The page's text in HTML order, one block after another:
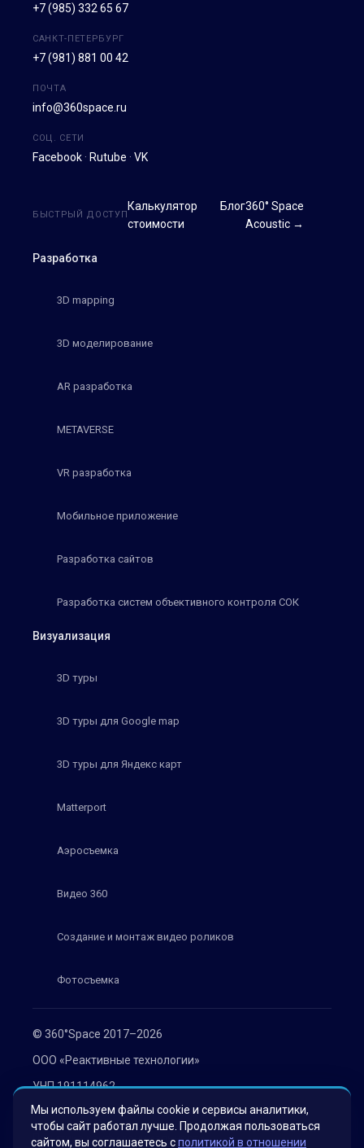
© 360°Space 2017–2026
ООО «Реактивные технологии»
УНП 191114962
г. Минск, ул. Мележа 1, офис 402
Политика конфиденциальности
+7 (985) 332 65 67
САНКТ-ПЕТЕРБУРГ
+7 (981) 881 00 42
ПОЧТА
info@360space.ru
СОЦ. СЕТИ
Facebook · Rutube · VK
Разработка
3D mapping
3D моделирование
AR разработка
METAVERSE
VR разработка
Мобильное приложение
Разработка сайтов
Разработка систем объективного контроля СОК
Визуализация
3D туры
3D туры для Google map
3D туры для Яндекс карт
Matterport
Аэросъемка
Видео 360
Создание и монтаж видео роликов
Фотосъемка
БЫСТРЫЙ ДОСТУП
Калькулятор
стоимости
Блог360° Space
Acoustic →
Мы используем файлы cookie и сервисы аналитики,
чтобы сайт работал лучше. Продолжая пользоваться
сайтом, вы соглашаетесь сполитикой в отношении